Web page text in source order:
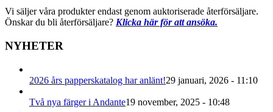
Vi säljer våra produkter endast genom auktoriserade återförsäljare.
Önskar du bli återförsäljare? Klicka här för att ansöka.
NYHETER
2026 års papperskatalog har anlänt!29 januari, 2026 - 11:10
Två nya färger i Andante19 november, 2025 - 10:48